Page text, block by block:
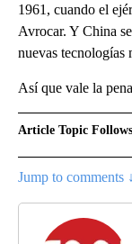
1961, cuando el
Avrocar. Y China
nuevas tecnologías
Así que vale la
Article Topic
Jump to comments ↓